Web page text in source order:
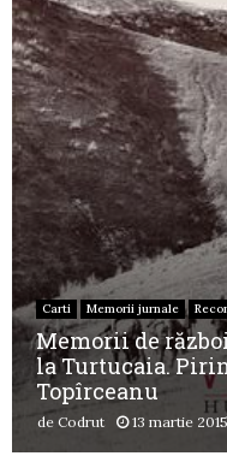
Carti Memorii jurnale
Memorii de
la Turtucaia.
Topîrceanu
de Codrut 13 martie 2015